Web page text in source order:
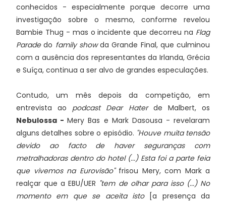
conhecidos - especialmente porque decorre uma
investigação sobre o mesmo, conforme revelou
Bambie Thug - mas o incidente que decorreu na Flag
Paradedo family showda Grande Final, que culminou
com a ausência dos representantes da Irlanda, Grécia
e Suíça, continua a ser alvo de grandes especulações.
Contudo, um mês depois da competição, em
entrevista ao podcast Dear Haterde Malbert, os
Nebulossa -Mery Bas e Mark Dasousa - revelaram
alguns detalhes sobre o episódio. "Houve muita tensão
devido ao facto de haver seguranças com
metralhadoras dentro do hotel (...) Esta foi a parte feia
que vivemos na Eurovisão"frisou Mery, com Mark a
realçar que a EBU/UER "tem de olhar para isso (...) No
momento em que se aceita isto [a presença da